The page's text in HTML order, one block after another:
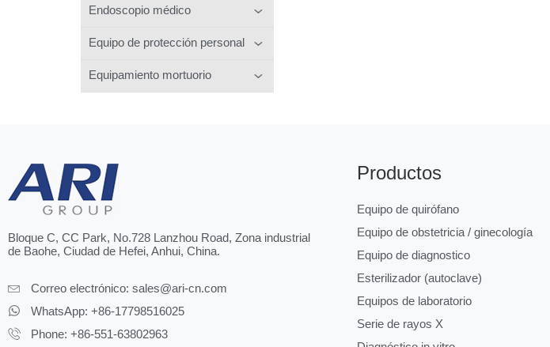
Endoscopio médico
Equipo de protección personal
Equipamiento mortuorio
Bloque C, CC Park, No.728 Lanzhou Road, Zona industrial
de Baohe, Ciudad de Hefei, Anhui, China.
Correo electrónico: sales@ari-cn.com
WhatsApp: +86-17798516025
Phone: +86-551-63802963
Productos
Equipo de quirófano
Equipo de obstetricia / ginecología
Equipo de diagnostico
Esterilizador (autoclave)
Equipos de laboratorio
Serie de rayos X